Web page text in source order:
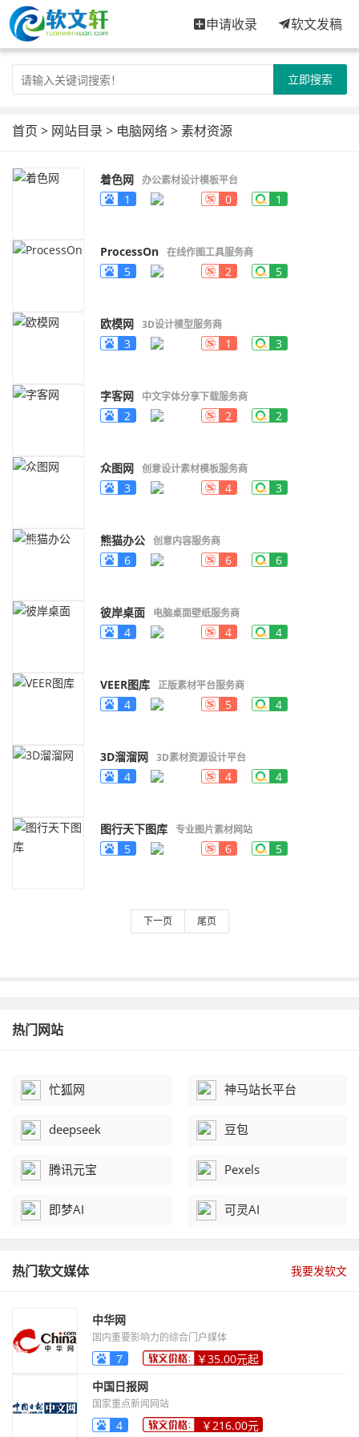
申请收录 软文发稿
立即搜索
首页 > 网站目录 > 电脑网络>素材资源
着色网 办公素材设计模板平台
1 0 1
ProcessOn 在线作图工具服务商
5 2 5
欧模网 3D设计模型服务商
3 1 3
字客网 中文字体分享下载服务商
2 2 2
众图网 创意设计素材模板服务商
3 4 3
熊猫办公 创意内容服务商
6 6 6
彼岸桌面 电脑桌面壁纸服务商
4 4 4
VEER图库 正版素材平台服务商
4 5 4
3D溜溜网 3D素材资源设计平台
4 4 4
图行天下图库 专业图片素材网站
5 6 5
下一页 尾页
热门网站
忙狐网 神马站长平台
deepseek 豆包
腾讯元宝 Pexels
即梦AI 可灵AI
热门软文媒体 我要发软文
中华网
国内重要影响力的综合门户媒体
7
￥35.00元起
中国日报网
国家重点新闻网站
4 ￥216.00元